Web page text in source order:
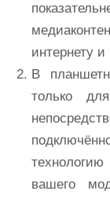
интернету
В
только
вашего